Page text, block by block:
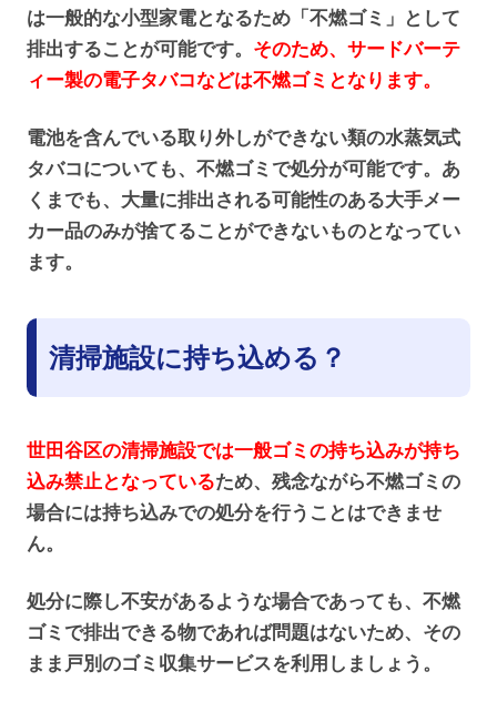
は一般的な小型家電となるため「不燃ゴミ」として
排出することが可能です。 そのため、サードバーテ
ィー製の電子タバコなどは不燃ゴミとなります。
電池を含んでいる取り外しができない類の水蒸気式
タバコについても、不燃ゴミで処分が可能です。あ
くまでも、大量に排出される可能性のある大手メー
カー品のみが捨てることができないものとなってい
ます。
清掃施設に持ち込める？
世田谷区の清掃施設では一般ゴミの持ち込みが持ち
込み禁止となっているため、残念ながら不燃ゴミの
場合には持ち込みでの処分を行うことはできませ
ん。
処分に際し不安があるような場合であっても、不燃
ゴミで排出できる物であれば問題はないため、その
まま戸別のゴミ収集サービスを利用しましょう。